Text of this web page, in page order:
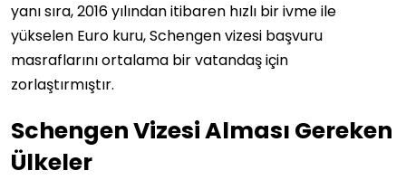
yanı sıra, 2016 yılından itibaren hızlı bir ivme ile
yükselen Euro kuru, Schengen vizesi başvuru
masraflarını ortalama bir vatandaş için
zorlaştırmıştır.
Schengen Vizesi Alması Gereken
Ülkeler